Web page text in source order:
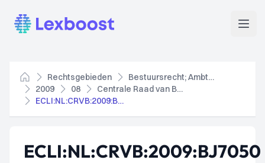
Lexboost
Home
Rechtsgebieden
Bestuursrecht; Ambtenarenrecht
2009
08
Centrale Raad van Beroep
ECLI:NL:CRVB:2009:BJ7050
ECLI:NL:CRVB:2009:BJ7050